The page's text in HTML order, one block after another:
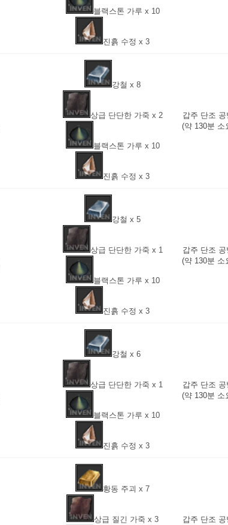
블랙스톤 가루 x 10
진흙 수정 x 3
강철 x 8
상급 단단한 가죽 x 2
블랙스톤 가루 x 10
진흙 수정 x 3
갑주 단조 공
(약 130분 소
강철 x 5
상급 단단한 가죽 x 1
블랙스톤 가루 x 10
진흙 수정 x 3
갑주 단조 공
(약 130분 소
강철 x 6
상급 단단한 가죽 x 1
블랙스톤 가루 x 10
진흙 수정 x 3
갑주 단조 공
(약 130분 소
황동 주괴 x 7
상급 질긴 가죽 x 3
갑주 단조 공